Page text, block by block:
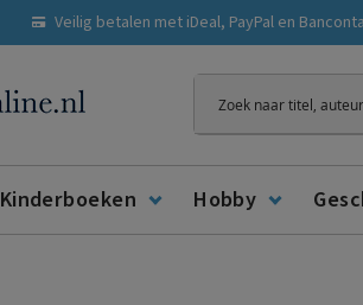
Veilig betalen met iDeal, PayPal en
Zoeken
Kinderboeken Hobby